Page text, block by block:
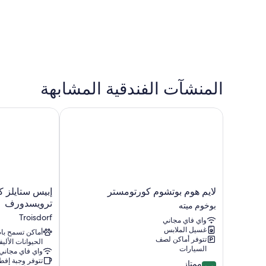
المنشآت الفندقية المشابهة
لايم
هوم
بوتشوم
كورتومستر
بوخوم
ميته
لايم هوم بوتشوم كورتومستر
بوخوم ميته
واي فاي مجاني
غسيل الملابس
تتوفر أماكن لصف
السيارات
8.8 ممتاز
لايم هوم بوتشوم كورتومستر
إبيس
ستايلز
كولوني
أيربورت
ترويسدورف
Troisdorf
إبيس ستايلز
ترويسدورف
Troisdorf
أماكن تسمح
الحيوانات
واي فاي
تتوفر وجبة
إبيس ستايلز